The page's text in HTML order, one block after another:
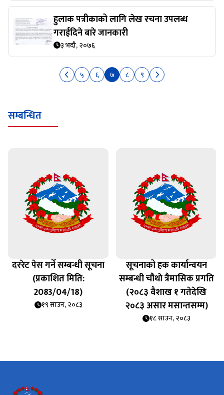
हुलाक पत्रीकाको लागि लेख रचना उपलब्ध
गराईदिने बारे जानकारी
३ भदौ, २०७६
५ ६ ७ ८ ९
सम्बन्धित
दररेट पेस गर्ने सम्बन्धी सूचना
(प्रकाशित मिति:
2083/04/18)
१९ साउन, २०८३
सूचनाको हक कार्यान्वयन
सम्बन्धी चौथाे त्रैमासिक प्रगति
(२०८३ वैशाख १ गतेदेखि
२०८३ असार मसान्तसम्म)
१८ साउन, २०८३